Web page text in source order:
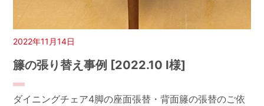
2022年11月14日
籐の張り替え事例 [2022.10 I様]
ダイニングチェア4脚の座面張替・背面籐の張替のご依